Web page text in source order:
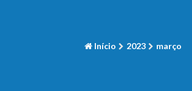
Início 2023 março